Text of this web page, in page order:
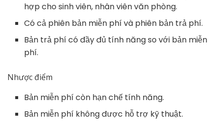
hợp cho sinh viên, nhân viên văn phòng.
Có cả phiên bản miễn phí và phiên bản trả phí.
Bản trả phí có đầy đủ tính năng so với bản miễn
phí.
Nhược điểm
Bản miễn phí còn hạn chế tính năng.
Bản miễn phí không được hỗ trợ kỹ thuật.